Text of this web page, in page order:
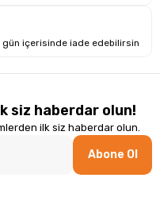
gün içerisinde iade edebilirsin
siz haberdar olun!
ilk siz haberdar olun.
Abone Ol